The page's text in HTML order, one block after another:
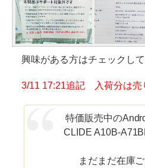
興味がある方はチェックして
3/11 17:21追記 入荷分は売
特価販売中の
CLIDE A10B-
まだまだ在庫